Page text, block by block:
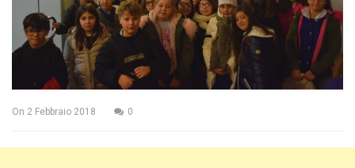
On 2 Febbraio 2018 0